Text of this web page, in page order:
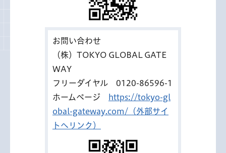
お問い合わせ
（株）TOKYO GLOBAL GATE
WAY
フリーダイヤル 0120-86596-1
ホームページ
https://tokyo-gl
obal-gateway.com/（外部サイ
トへリンク）